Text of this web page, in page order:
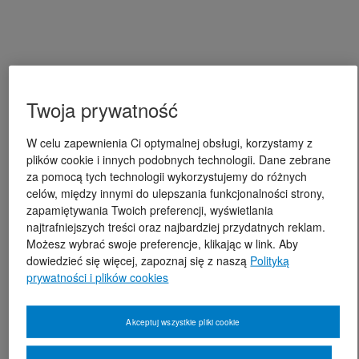
Twoja prywatność
W celu zapewnienia Ci optymalnej obsługi, korzystamy z
plików cookie i innych podobnych technologii. Dane zebrane
za pomocą tych technologii wykorzystujemy do różnych
celów, między innymi do ulepszania funkcjonalności strony,
zapamiętywania Twoich preferencji, wyświetlania
najtrafniejszych treści oraz najbardziej przydatnych reklam.
Możesz wybrać swoje preferencje, klikając w link. Aby
dowiedzieć się więcej, zapoznaj się z naszą Polityką
prywatności i plików cookies
Akceptuj wszystkie pliki cookie